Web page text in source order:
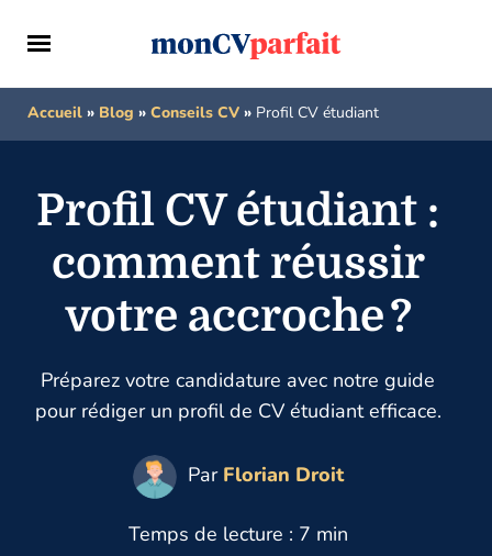
Accueil » Blog » Conseils CV » Profil CV étudiant
Profil CV étudiant :
comment réussir
votre accroche ?
Préparez votre candidature avec notre guide
pour rédiger un profil de CV étudiant efficace.
Par Florian Droit
Temps de lecture : 7 min